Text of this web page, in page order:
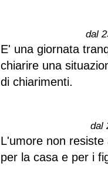
dal
E' una giornata
chiarire una
di chiarimenti.
dal
L'umore non
per la casa e per i